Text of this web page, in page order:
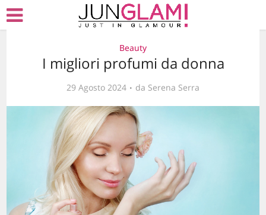
Beauty
I migliori profumi da donna
29 Agosto 2024 da Serena Serra